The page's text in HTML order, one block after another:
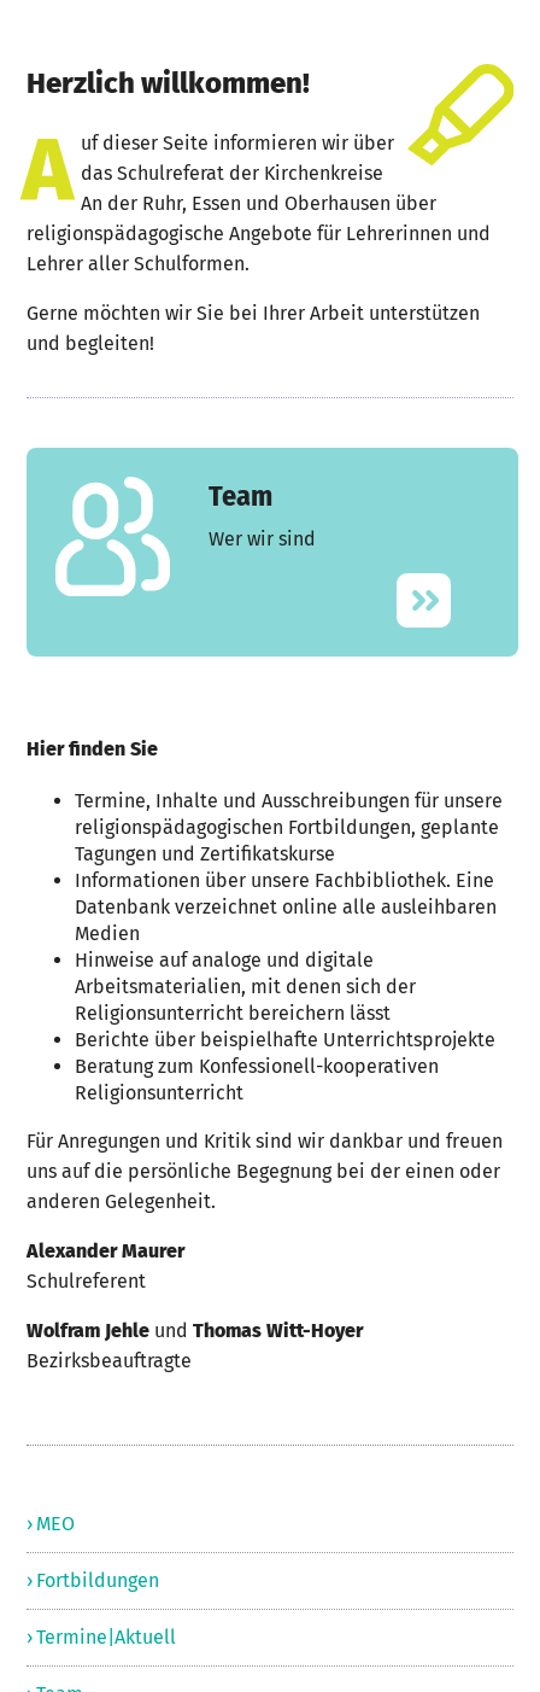
Herzlich willkommen!
A uf dieser Seite informieren wir über
das Schulreferat der Kirchenkreise
An der Ruhr, Essen und Oberhausen über
religionspädagogische Angebote für Lehrerinnen und
Lehrer aller Schulformen.
Gerne möchten wir Sie bei Ihrer Arbeit unterstützen
und begleiten!
Team
Wer wir sind
Hier finden Sie
Termine, Inhalte und Ausschreibungen für unsere
religionspädagogischen Fortbildungen, geplante
Tagungen und Zertifikatskurse
Informationen über unsere Fachbibliothek. Eine
Datenbank verzeichnet online alle ausleihbaren
Medien
Hinweise auf analoge und digitale
Arbeitsmaterialien, mit denen sich der
Religionsunterricht bereichern lässt
Berichte über beispielhafte Unterrichtsprojekte
Beratung zum Konfessionell-kooperativen
Religionsunterricht
Für Anregungen und Kritik sind wir dankbar und freuen
uns auf die persönliche Begegnung bei der einen oder
anderen Gelegenheit.
Alexander Maurer
Schulreferent
Wolfram Jehle und Thomas Witt-Hoyer
Bezirksbeauftragte
› MEO
› Fortbildungen
› Termine|Aktuell